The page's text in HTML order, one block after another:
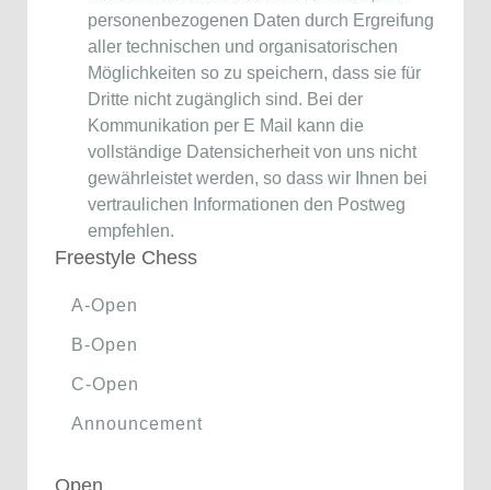
personenbezogenen Daten durch Ergreifung
aller technischen und organisatorischen
Möglichkeiten so zu speichern, dass sie für
Dritte nicht zugänglich sind. Bei der
Kommunikation per E Mail kann die
vollständige Datensicherheit von uns nicht
gewährleistet werden, so dass wir Ihnen bei
vertraulichen Informationen den Postweg
empfehlen.
Freestyle Chess
A-Open
B-Open
C-Open
Announcement
Open